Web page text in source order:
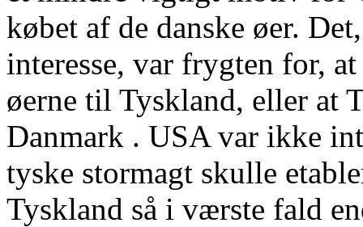
købet af de danske øer.
interesse, var frygten for,
øerne til Tyskland, eller at
Danmark . USA var ikke
tyske stormagt skulle
Tyskland så i værste fald